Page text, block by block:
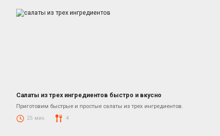
Салаты
Салаты из трех ингредиентов быстро и вкусно
Приготовим быстрые и простые салаты из трех ингредиентов.
25 мин. 4